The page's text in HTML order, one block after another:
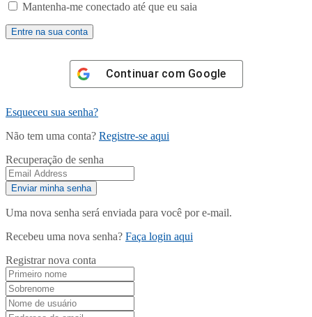
Mantenha-me conectado até que eu saia
Continuar com Google
Esqueceu sua senha?
Não tem uma conta? Registre-se aqui
Recuperação de senha
Uma nova senha será enviada para você por e-mail.
Recebeu uma nova senha? Faça login aqui
Registrar nova conta